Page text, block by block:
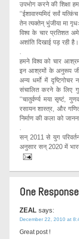
उपभोग करने की शिक्षा
‘‘ईशावास्यमिदं सर्वं
तेन त्यक्तेन् भुंजीया मा
विश्व के चार प्रतिशत
अशांति दिखाई पड़ रही
.
हमने विश्व को चार
इन आश्रमों के अनुरूप
अन्य धर्माे में
संचालित करने के लिए
‘‘चातुर्वर्ण्य मया सृष्टं,
रसायन शास्त्र, और
निर्माण की कला को
.
सन् 2011 से युग
अनुसार सन् 2020 में भारत
One
ZEAL says:
December 22, 2010 at
Great post !